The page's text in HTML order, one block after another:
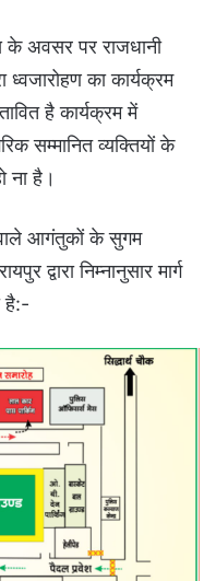
के अवसर पर राजधानी
ध्वजारोहण का कार्यक्रम
है कार्यक्रम में
सम्मानित व्यक्तियों के
ना है।
वाले आगंतुकों के सुगम
द्वारा निम्नानुसार मार्ग
है:-